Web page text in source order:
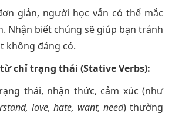
giản, người học vẫn có thể mắc
Nhận biết chúng sẽ giúp bạn tránh
không đáng có.
chỉ trạng thái (Stative Verbs):
thái, nhận thức, cảm xúc (như
love, hate, want, need) thường